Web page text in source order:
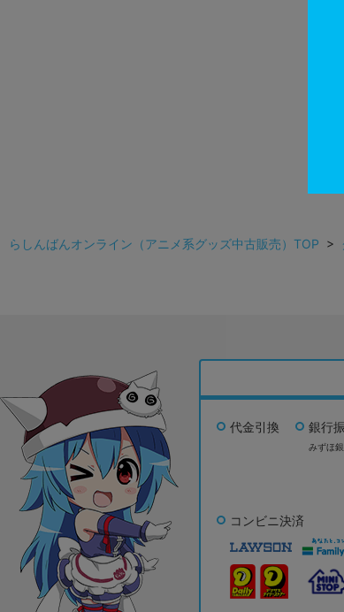
らしんばんオンライン（アニメ系グッズ中古販売）TOP >
代金引換 銀行
みずほ銀
コンビニ決済